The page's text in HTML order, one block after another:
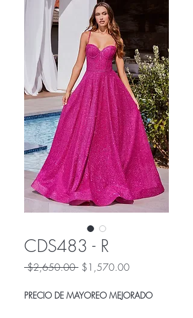
CDS483 - R
$2,650.00 Precio
$1,570.00Precio
oferta
PRECIO DE MAYOREO MEJORADO